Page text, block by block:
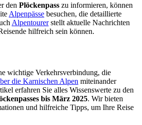
den Plöckenpass zu informieren, können
Alpenpässe besuchen, die detaillierte
Alpentourerstellt aktuelle Nachrichten
hilfreich sein können.
wichtige Verkehrsverbindung, die
die Karnischen Alpen miteinander
erfahren Sie alles Wissenswerte zu den
bis März 2025. Wir bieten
und hilfreiche Tipps, um Ihre Reise